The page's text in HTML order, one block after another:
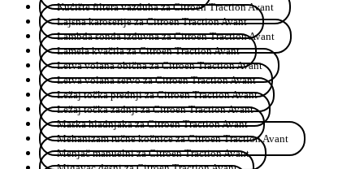
Kućište filtera vazduha za Citroen Traction Avant
Lajsna karoserije za Citroen Traction Avant
Lambda sonda izduvna za Citroen Traction Avant
Lamela kvačila za Citroen Traction Avant
Letva volana obična za Citroen Traction Avant
Letva volana servo za Citroen Traction Avant
Ležaj točka prednji za Citroen Traction Avant
Ležaj točka zadnji za Citroen Traction Avant
Maska hladnjaka za Citroen Traction Avant
Mehanizam ručne kočnice za Citroen Traction Avant
Menjač manuelni za Citroen Traction Avant